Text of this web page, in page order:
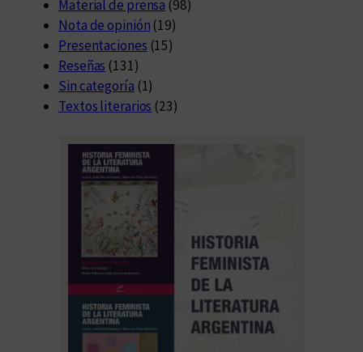
Material de prensa (98)
Nota de opinión (19)
Presentaciones (15)
Reseñas (131)
Sin categoría (1)
Textos literarios (23)